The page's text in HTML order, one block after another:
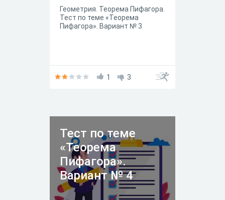
Геометрия. Теорема Пифагора.
Тест по теме «Теорема
Пифагора». Вариант № 3
1 3
Тест по теме
«Теорема
Пифагора».
Вариант № 4